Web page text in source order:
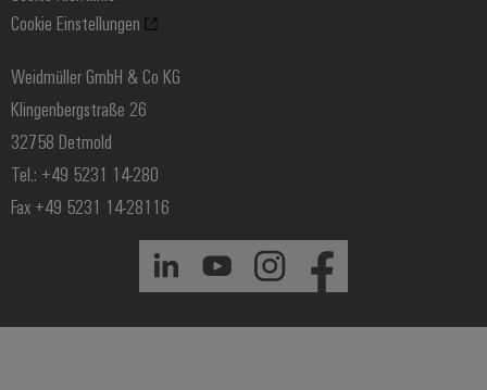
Windenergie
Cookie Einstellungen
Weidmüller GmbH & Co KG
Klingenbergstraße 26
32758 Detmold
Tel.: +49 5231 14-280
Fax +49 5231 14-28116